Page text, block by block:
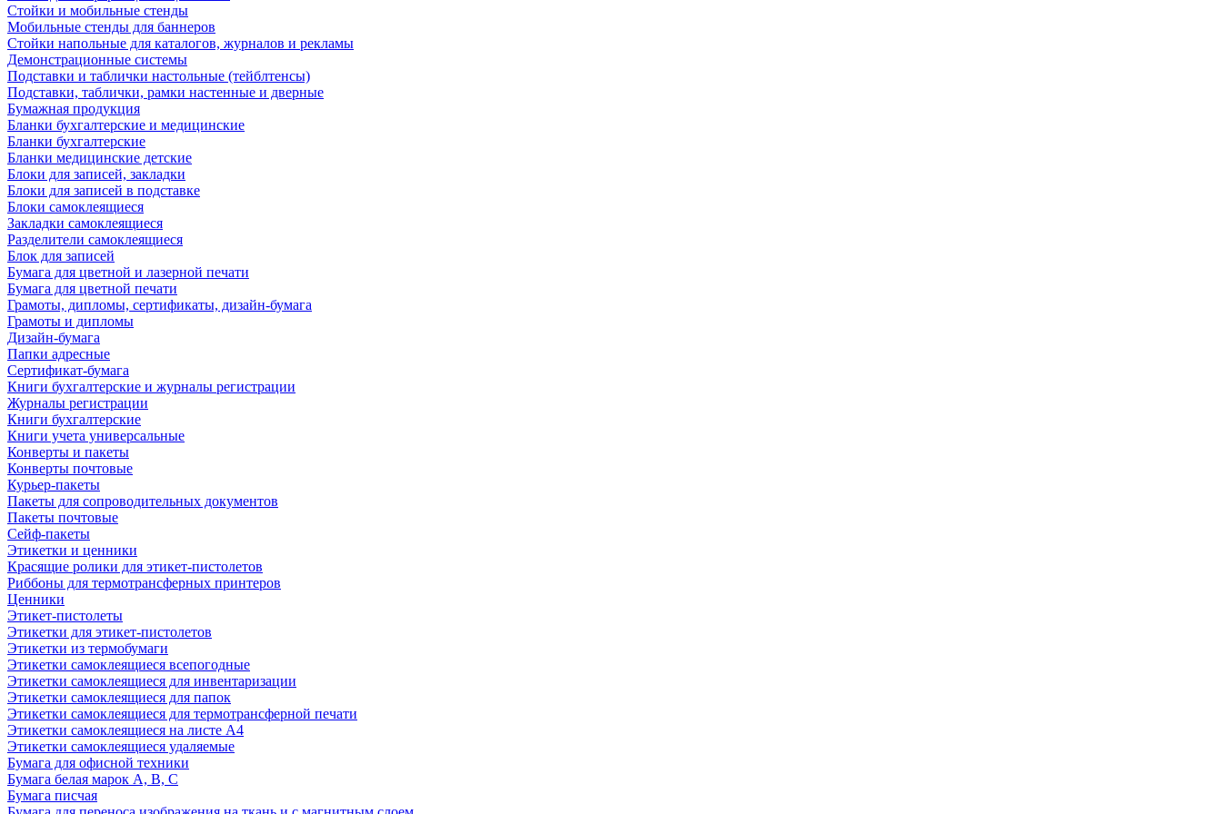
Стойки и мобильные стенды
Мобильные стенды для баннеров
Стойки напольные для каталогов, журналов и рекламы
Демонстрационные системы
Подставки и таблички настольные (тейблтенсы)
Подставки, таблички, рамки настенные и дверные
Бумажная продукция
Бланки бухгалтерские и медицинские
Бланки бухгалтерские
Бланки медицинские детские
Блоки для записей, закладки
Блоки для записей в подставке
Блоки самоклеящиеся
Закладки самоклеящиеся
Разделители самоклеящиеся
Блок для записей
Бумага для цветной и лазерной печати
Бумага для цветной печати
Грамоты, дипломы, сертификаты, дизайн-бумага
Грамоты и дипломы
Дизайн-бумага
Папки адресные
Сертификат-бумага
Книги бухгалтерские и журналы регистрации
Журналы регистрации
Книги бухгалтерские
Книги учета универсальные
Конверты и пакеты
Конверты почтовые
Курьер-пакеты
Пакеты для сопроводительных документов
Пакеты почтовые
Сейф-пакеты
Этикетки и ценники
Красящие ролики для этикет-пистолетов
Риббоны для термотрансферных принтеров
Ценники
Этикет-пистолеты
Этикетки для этикет-пистолетов
Этикетки из термобумаги
Этикетки самоклеящиеся всепогодные
Этикетки самоклеящиеся для инвентаризации
Этикетки самоклеящиеся для папок
Этикетки самоклеящиеся для термотрансферной печати
Этикетки самоклеящиеся на листе А4
Этикетки самоклеящиеся удаляемые
Бумага для офисной техники
Бумага белая марок А, В, С
Бумага писчая